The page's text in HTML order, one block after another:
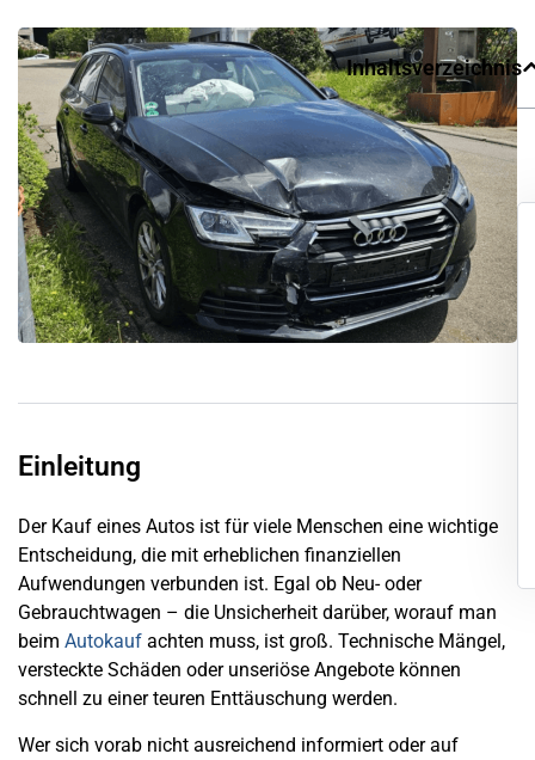
Einleitung
Der Kauf eines Autos ist für viele Menschen eine wichtige
Entscheidung, die mit erheblichen finanziellen
Aufwendungen verbunden ist. Egal ob Neu- oder
Gebrauchtwagen – die Unsicherheit darüber, worauf man
beim Autokauf achten muss, ist groß. Technische Mängel,
versteckte Schäden oder unseriöse Angebote können
schnell zu einer teuren Enttäuschung werden.
Wer sich vorab nicht ausreichend informiert oder auf
Inhaltsverzeichnis